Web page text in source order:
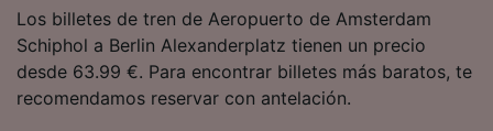
Los billetes de tren de Aeropuerto de Amsterdam
Schiphol a Berlin Alexanderplatz tienen un precio
desde 63.99 €. Para encontrar billetes más baratos, te
recomendamos reservar con antelación.